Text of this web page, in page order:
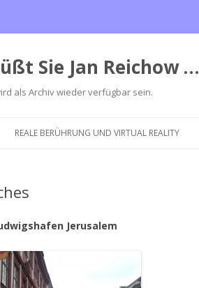
Sie Jan Reichow …
als Archiv wieder verfügbar sein.
Inhalt
REALE BERÜHRUNG UND VIRTUAL REALITY
Jerusalem